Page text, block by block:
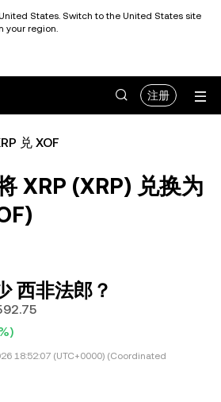
States. Switch to the United States site
your region.
注册
兑 XOF
XRP (XRP) 兑换为
西非法郎？
18:52:07 (UTC+0000) (Coordinated